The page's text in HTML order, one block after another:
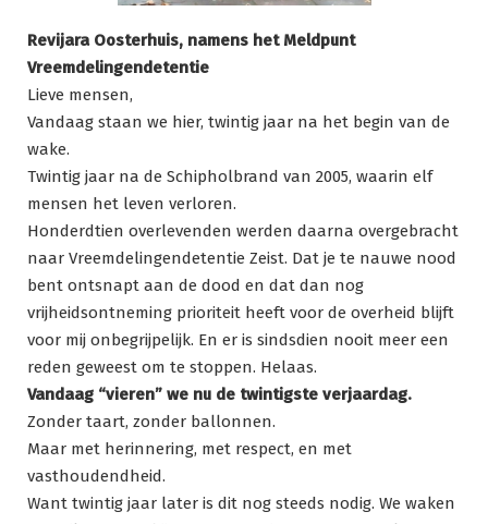
Revijara Oosterhuis, namens het Meldpunt
Vreemdelingendetentie
Lieve mensen,
Vandaag staan we hier, twintig jaar na het begin van de
wake.
Twintig jaar na de Schipholbrand van 2005, waarin elf
mensen het leven verloren.
Honderdtien overlevenden werden daarna overgebracht
naar Vreemdelingendetentie Zeist. Dat je te nauwe nood
bent ontsnapt aan de dood en dat dan nog
vrijheidsontneming prioriteit heeft voor de overheid blijft
voor mij onbegrijpelijk. En er is sindsdien nooit meer een
reden geweest om te stoppen. Helaas.
Vandaag “vieren” we nu de twintigste verjaardag.
Zonder taart, zonder ballonnen.
Maar met herinnering, met respect, en met
vasthoudendheid.
Want twintig jaar later is dit nog steeds nodig. We waken